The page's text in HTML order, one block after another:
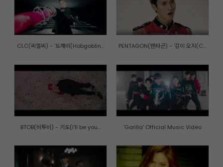
CLC(씨엘씨) - '도깨비(Hobgoblin... PENTAGON(펜타곤) - '감이 오지(C...
BTOB(비투비) - 기도(I'll be you... 'Gorilla' Official Music Video